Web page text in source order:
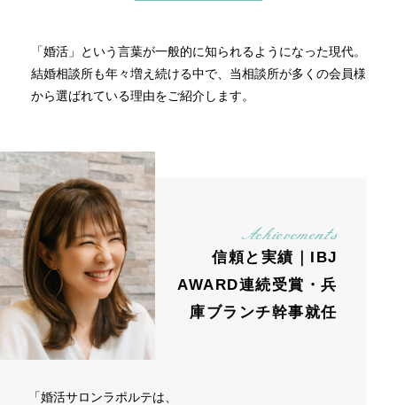
婚活お役立ちブログ
無料相談・お問い合わせ
「婚活」という言葉が一般的に知られるようになった現代。
結婚相談所も年々増え続ける中で、 当相談所が多くの会員様
から選ばれている理由をご紹介します。
Achievements
信頼と実績｜IBJ
AWARD連続受賞・兵
庫ブランチ幹事就任
「婚活サロンラポルテは、